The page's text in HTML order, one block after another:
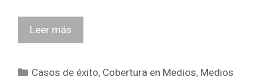
Leer más
Categorías
Casos de éxito, Cobertura en Medios, Medios